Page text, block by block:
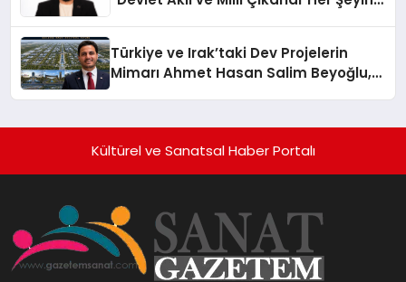
Türkiye ve Irak’taki Dev Projelerin
Mimarı Ahmet Hasan Salim Beyoğlu,
Hayata Geçirecek
Kültürel ve Sanatsal Haber Portalı